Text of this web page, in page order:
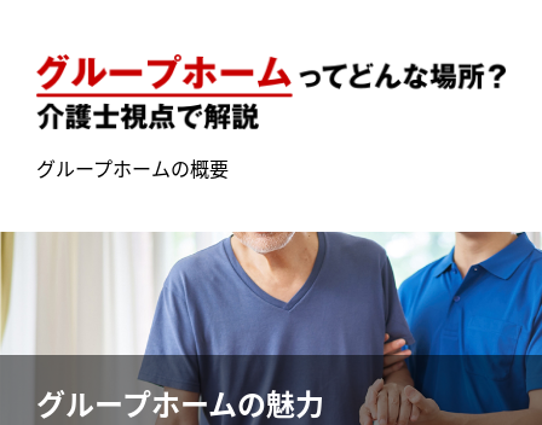
グループホームの概要
グループホームの魅力